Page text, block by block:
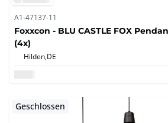
A1-47137-11
Foxxcon - BLU CASTLE FOX
(4x)
Hilden,DE
Geschlossen